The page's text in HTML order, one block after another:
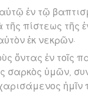
ἐν τῷ
τῆς πίστεως τῆς
ἐκ νεκρῶν·
ὄντας ἐν τοῖς
σαρκὸς ὑμῶν,
ἡμῖν